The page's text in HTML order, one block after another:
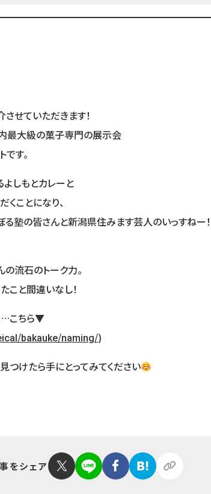
せていただきます！
最大級の菓子専門の展示会
す。
しもとカレーと
ことになり、
る塾の皆さんと新潟県住みます芸人のいっすねー
流石のトーク力。
こと間違いなし！
…こちら▼
bakauke/naming/)
つけたら手にとってみてください
をシェア